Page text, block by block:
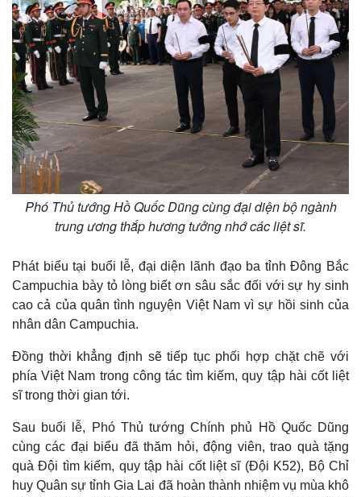
Hồ sơ
E-Magazine
Infographic
Phó Thủ tướng Hồ Quốc Dũng cùng đại diện bộ ngành
trung ương thắp hương tưởng nhớ các liệt sĩ.
Phát biểu tại buổi lễ, đại diện lãnh đạo ba tỉnh Đông Bắc
Campuchia bày tỏ lòng biết ơn sâu sắc đối với sự hy sinh
cao cả của quân tình nguyện Việt Nam vì sự hồi sinh của
nhân dân Campuchia.
Đồng thời khẳng định sẽ tiếp tục phối hợp chặt chẽ với
phía Việt Nam trong công tác tìm kiếm, quy tập hài cốt liệt
sĩ trong thời gian tới.
Sau buổi lễ, Phó Thủ tướng Chính phủ Hồ Quốc Dũng
cùng các đại biểu đã thăm hỏi, động viên, trao quà tặng
quà Đội tìm kiếm, quy tập hài cốt liệt sĩ (Đội K52), Bộ Chỉ
huy Quân sự tỉnh Gia Lai đã hoàn thành nhiệm vụ mùa khô